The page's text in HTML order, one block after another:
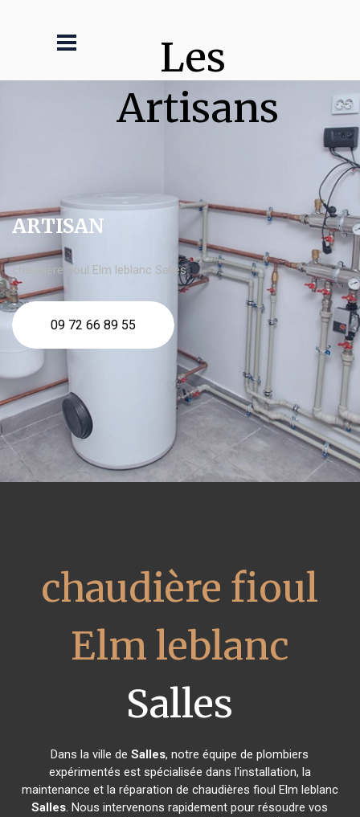
Les
Artisans
ARTISAN
chaudière fioul Elm leblanc Salles
09 72 66 89 55
chaudière fioul
Elm leblanc
Salles
Dans la ville deSalles, notre équipe de plombiers
expérimentés est spécialisée dans l'installation, la
maintenance et la réparation de chaudières fioul Elm leblanc
Salles. Nous intervenons rapidement pour résoudre vos